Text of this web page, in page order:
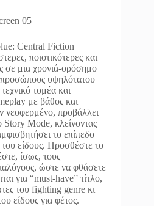
Central Fiction
ποιοτικότερες και
σε μια χρονιά-ορόσημο
υψηλότατου
τομέα και
με βάθος και
νεοφερμένο, προβάλλει
Story Mode, κλείνοντας
το επίπεδο
του είδους. Προσθέστε το
ίσως, τους
ώστε να φθάσετε
για “must-have” τίτλο,
του fighting genre κι
είδους για φέτος.